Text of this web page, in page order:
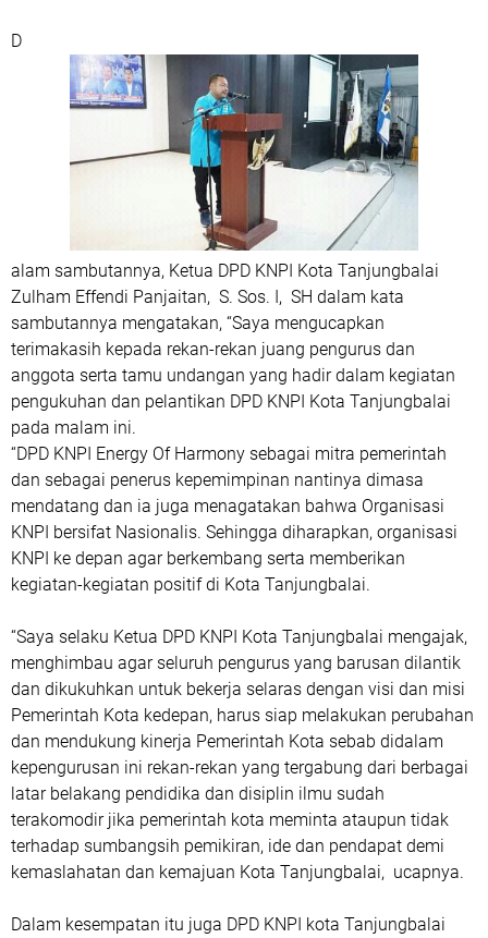
D
alam sambutannya, Ketua DPD KNPI Kota Tanjungbalai
Zulham Effendi Panjaitan, S. Sos. I, SH dalam kata
sambutannya mengatakan, “Saya mengucapkan
terimakasih kepada rekan-rekan juang pengurus dan
anggota serta tamu undangan yang hadir dalam kegiatan
pengukuhan dan pelantikan DPD KNPI Kota Tanjungbalai
pada malam ini.
“DPD KNPI Energy Of Harmony sebagai mitra pemerintah
dan sebagai penerus kepemimpinan nantinya dimasa
mendatang dan ia juga menagatakan bahwa Organisasi
KNPI bersifat Nasionalis. Sehingga diharapkan, organisasi
KNPI ke depan agar berkembang serta memberikan
kegiatan-kegiatan positif di Kota Tanjungbalai.
“Saya selaku Ketua DPD KNPI Kota Tanjungbalai mengajak,
menghimbau agar seluruh pengurus yang barusan dilantik
dan dikukuhkan untuk bekerja selaras dengan visi dan misi
Pemerintah Kota kedepan, harus siap melakukan perubahan
dan mendukung kinerja Pemerintah Kota sebab didalam
kepengurusan ini rekan-rekan yang tergabung dari berbagai
latar belakang pendidika dan disiplin ilmu sudah
terakomodir jika pemerintah kota meminta ataupun tidak
terhadap sumbangsih pemikiran, ide dan pendapat demi
kemaslahatan dan kemajuan Kota Tanjungbalai, ucapnya.
Dalam kesempatan itu juga DPD KNPI kota Tanjungbalai